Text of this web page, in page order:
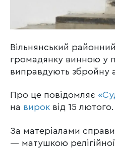
Вільнянський
громадянку винною у
виправдують збройну
Про це повідомляє
на вирок від 15 лютого.
За матеріалами
— матушкою релігійної